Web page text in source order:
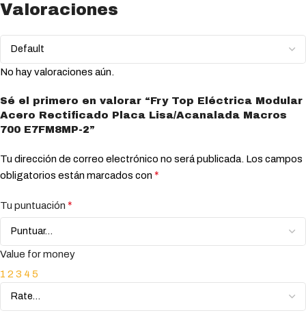
Valoraciones
No hay valoraciones aún.
Sé el primero en valorar “Fry Top Eléctrica Modular
Acero Rectificado Placa Lisa/Acanalada Macros
700 E7FM8MP-2”
Tu dirección de correo electrónico no será publicada. Los campos
obligatorios están marcados con *
Tu puntuación *
Value for money
1 2 3 4 5